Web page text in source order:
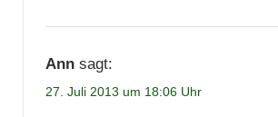
Ann sagt:
27. Juli 2013 um 18:06 Uhr